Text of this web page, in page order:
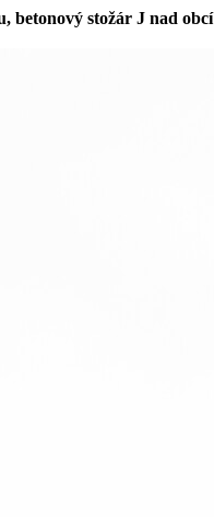
betonový stožár J nad obcí